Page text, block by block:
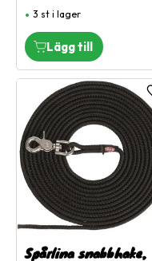
3 st i lager
Spårlina snabbhake,